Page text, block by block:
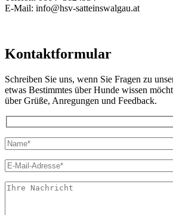
E-Mail: info@hsv-satteinswalgau.at
Kontaktformular
Schreiben Sie uns, wenn Sie Fragen zu
etwas Bestimmtes über Hunde wissen
über Grüße, Anregungen und Feedback.